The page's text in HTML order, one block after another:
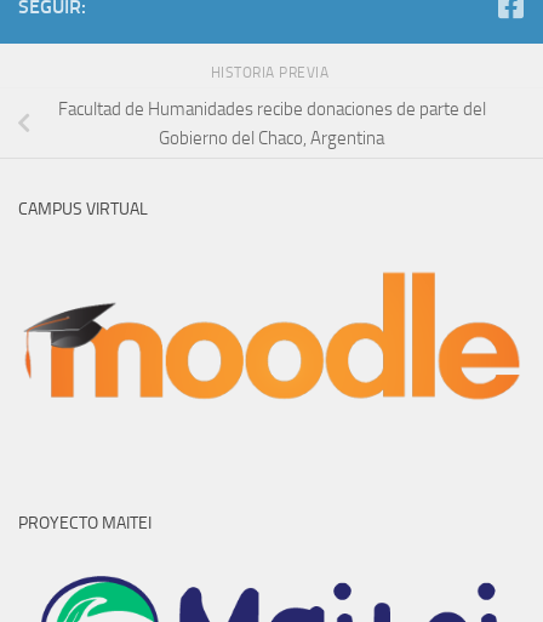
SEGUIR:
HISTORIA PREVIA
Facultad de Humanidades recibe donaciones de parte del
Gobierno del Chaco, Argentina
CAMPUS VIRTUAL
PROYECTO MAITEI